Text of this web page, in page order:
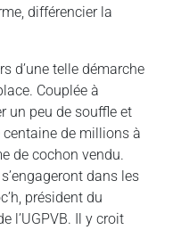
différencier la
d’une telle démarche
Couplée à
un peu de souffle et
de millions à
de cochon vendu.
dans les
président du
l’UGPVB. Il y croit